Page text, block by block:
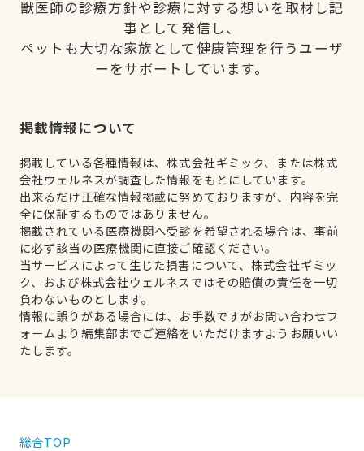
獣医師の診療方針や診療に対する想いを取材し記
事として発信し、
ペットも大切な家族として健康管理を行うユーザ
ーをサポートしています。
掲載情報について
掲載している各種情報は、株式会社ギミック、または株式
会社ウェルネスが調査した情報をもとにしています。
出来るだけ正確な情報掲載に努めておりますが、内容を完
全に保証するものではありません。
掲載されている医療機関へ受診を希望される場合は、事前
に必ず該当の医療機関に直接ご確認ください。
当サービスによって生じた損害について、株式会社ギミッ
ク、および株式会社ウェルネスではその賠償の責任を一切
負わないものとします。
情報に誤りがある場合には、お手数ですがお問い合わせフ
ォームより編集部までご連絡をいただけますようお願いい
たします。
総合TOP